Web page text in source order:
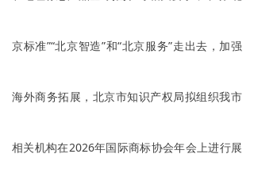
京标准”“北京智造”和“北京服务”走出去，加强
海外商务拓展，北京市知识产权局拟组织我市
相关机构在2026年国际商标协会年会上进行展